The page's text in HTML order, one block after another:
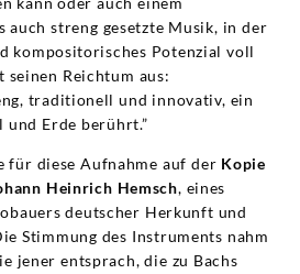
auch streng gesetzte Musik, in der
kompositorisches Potenzial voll
seinen Reichtum aus:
traditionell und innovativ, ein
und Erde berührt.”
für diese Aufnahme auf der Kopie
Heinrich Hemsch, eines
deutscher Herkunft und
Stimmung des Instruments nahm
jener entsprach, die zu Bachs